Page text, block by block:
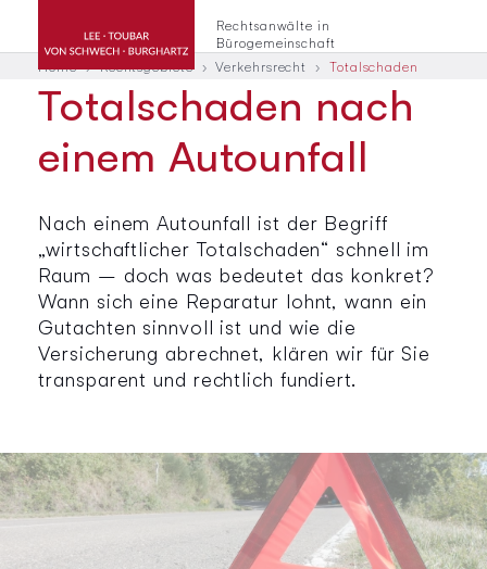
Rechtsanwälte in
Bürogemeinschaft
Home Rechtsgebiete Verkehrsrecht Totalschaden
Totalschaden nach
einem Autounfall
Nach einem Autounfall ist der Begriff
„wirtschaftlicher Totalschaden“ schnell im
Raum – doch was bedeutet das konkret?
Wann sich eine Reparatur lohnt, wann ein
Gutachten sinnvoll ist und wie die
Versicherung abrechnet, klären wir für Sie
transparent und rechtlich fundiert.